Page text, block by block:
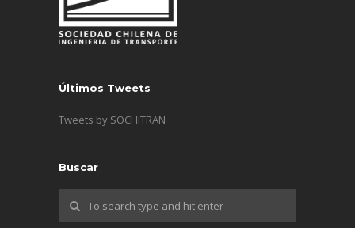
Últimos Tweets
Tweets by SOCHITRAN
Buscar